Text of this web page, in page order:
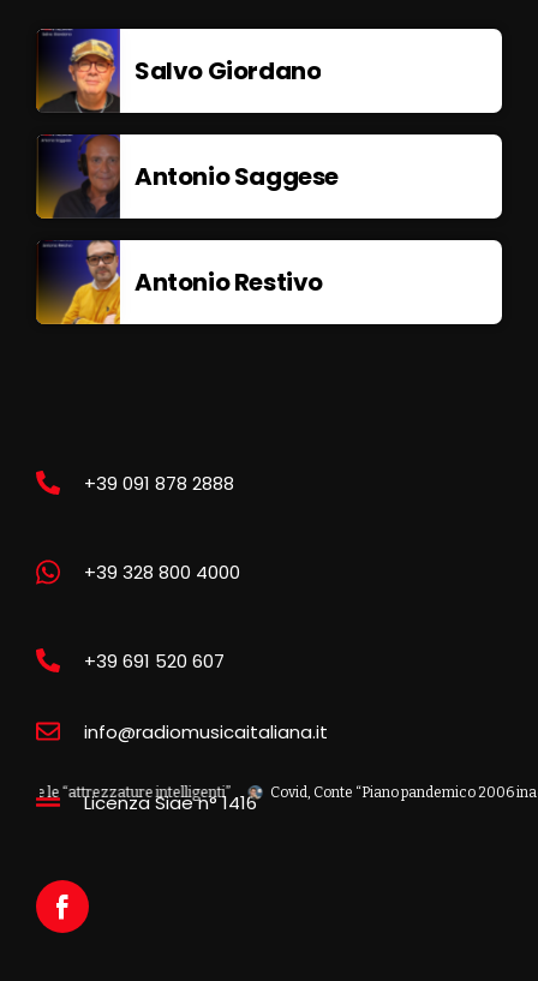
Salvo Giordano
Antonio Saggese
Antonio Restivo
intelligenti” Covid, Conte “Piano pandemico 2006 inadeguato,
+39 091 878 2888
+39 328 800 4000
+39 691 520 607
info@radiomusicaitaliana.it
Licenza Siae n° 1416